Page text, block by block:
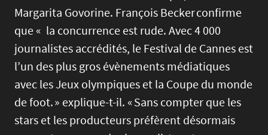
Margarita Govorine. François Becker confirme
que « la concurrence est rude. Avec 4 000
journalistes accrédités, le Festival de Cannes est
l’un des plus gros évènements médiatiques
avec les Jeux olympiques et la Coupe du monde
de foot. » explique-t-il. « Sans compter que les
stars et les producteurs préfèrent désormais